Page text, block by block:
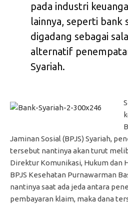
pada industri
lainnya, seperti bank
digadang sebagai
alternatif
Syariah.
Jaminan Sosial (BPJS) Syariah,
tersebut nantinya akan turut
Direktur Komunikasi, Hukum dan
BPJS Kesehatan Purnawarman
nantinya saat ada jeda antara
pembayaran klaim, maka dana